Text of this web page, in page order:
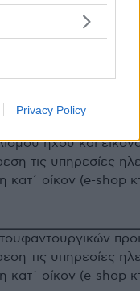
Privacy Policy
οίκον (e-shop
ήχου και
τις υπηρεσίες
κατ΄ οίκον
τις υπηρεσίες
κατ΄ οίκον (e-